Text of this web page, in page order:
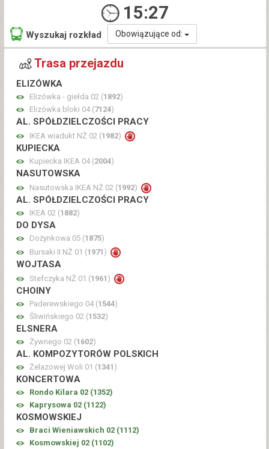
15:27
Wyszukaj rozkład Obowiązujące od:
Trasa przejazdu
ELIZÓWKA
Elizówka - giełda 02 (1892)
Elizówka bloki 04 (7124)
AL. SPÓŁDZIELCZOŚCI PRACY
IKEA wiadukt NŻ 02 (1982)
KUPIECKA
Kupiecka IKEA 04 (2004)
NASUTOWSKA
Nasutowska IKEA NŻ 02 (1992)
AL. SPÓŁDZIELCZOŚCI PRACY
IKEA 02 (1882)
DO DYSA
Dożynkowa 05 (1875)
Bursaki II NŻ 01 (1971 )
WOJTASA
Stefczyka NŻ 01 (1961 )
CHOINY
Paderewskiego 04 (1544)
Śliwińskiego 02 (1532)
ELSNERA
Żywnego 02 (1602)
AL. KOMPOZYTORÓW POLSKICH
Żelazowej Woli 01 (1341 )
KONCERTOWA
Rondo Kilara 02 (1352)
Kaprysowa 02 (1122)
KOSMOWSKIEJ
Braci Wieniawskich 02 (1112)
Kosmowskiej 02 (1102)